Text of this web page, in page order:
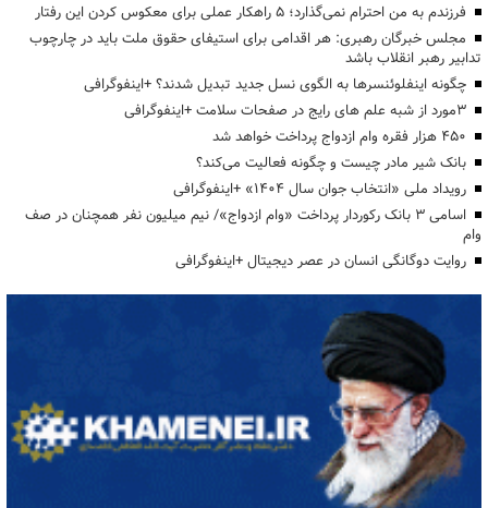
فرزندم به من احترام نمی‌گذارد؛ ۵ راهکار عملی برای معکوس کردن این رفتار
مجلس خبرگان رهبری: هر اقدامی برای استیفای حقوق ملت باید در چارچوب
تدابیر رهبر انقلاب باشد
چگونه اینفلوئنسرها به الگوی نسل جدید تبدیل شدند؟ +اینفوگرافی
3مورد از شبه علم های رایج در صفحات سلامت +اینفوگرافی
۴۵۰ هزار فقره وام ازدواج پرداخت خواهد شد
بانک شیر مادر چیست و چگونه فعالیت می‌کند؟
رویداد ملی «انتخاب جوان سال ۱۴۰۴» +اینفوگرافی
اسامی ۳ بانک رکوردار پرداخت «وام ازدواج»/ نیم میلیون نفر همچنان در صف
وام
روایت دوگانگی انسان در عصر دیجیتال +اینفوگرافی